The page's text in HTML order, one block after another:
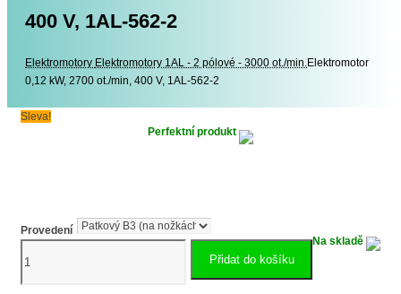
400 V, 1AL-562-2
Elektromotory Elektromotory
Elektromotory 1AL - 2 pólové - 3000 ot./min.Elektromotor
0,12 kW, 2700 ot./min, 400 V, 1AL-562-2
Sleva!
Perfektní produkt
Provedení
Na skladě
0,12
kW,
Přidat do košíku